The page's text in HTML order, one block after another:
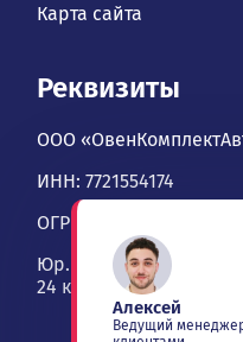
Карта сайта
Реквизиты
ООО
ИНН: 7721554174
ОГРН: 1067746534900
Юр. адрес: 109428,
24 к. 2, офис 1101
Алексей
Ведущий